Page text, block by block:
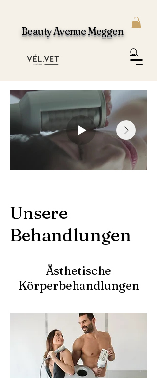
Beauty Avenue Meggen
Unsere
Behandlungen
Ästhetische
Körperbehandlungen